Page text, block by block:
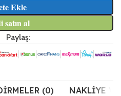
Ekle
satın al
Paylaş:
(0) NAKLIYE